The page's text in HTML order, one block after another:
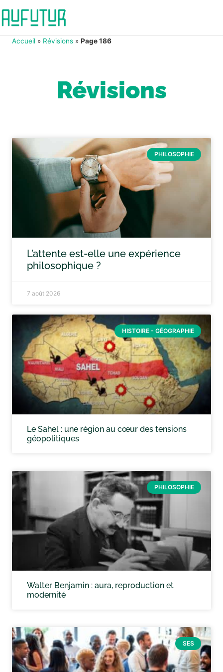
Accueil » Révisions » Page 186
Révisions
PHILOSOPHIE
L’attente est-elle une expérience
philosophique ?
7 août 2026
HISTOIRE - GÉOGRAPHIE
Le Sahel : une région au cœur des tensions
géopolitiques
PHILOSOPHIE
Walter Benjamin : aura, reproduction et
modernité
SES